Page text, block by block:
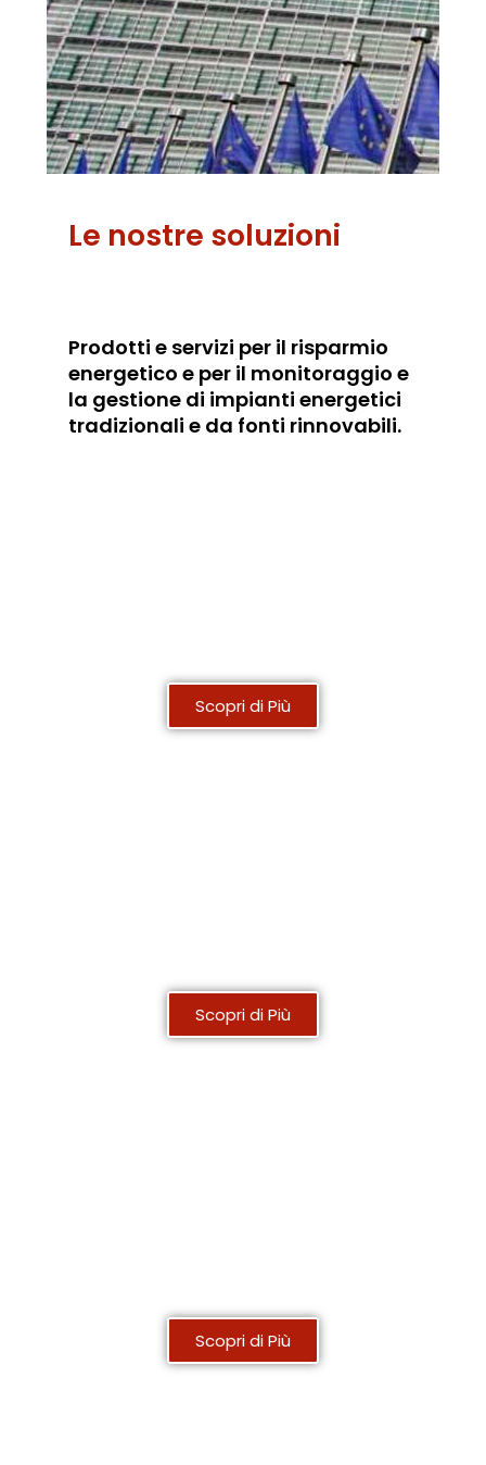
Le nostre soluzioni
Prodotti e servizi per il risparmio
energetico e per il monitoraggio e
la gestione di impianti energetici
tradizionali e da fonti rinnovabili.
Scopri di Più
Scopri di Più
Scopri di Più